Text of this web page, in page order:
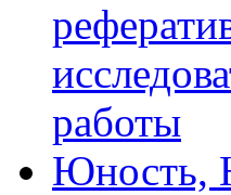
работы
Юность,